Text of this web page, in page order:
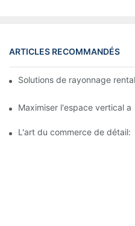
ARTICLES RECOMMANDÉS
Solutions de rayonnage
Maximiser l'espace vertical
L'art du commerce de détail: